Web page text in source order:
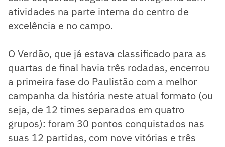
atividades na parte interna do centro de
excelência e no campo.
O Verdão, que já estava classificado para as
quartas de final havia três rodadas, encerrou
a primeira fase do Paulistão com a melhor
campanha da história neste atual formato (ou
seja, de 12 times separados em quatro
grupos): foram 30 pontos conquistados nas
suas 12 partidas, com nove vitórias e três